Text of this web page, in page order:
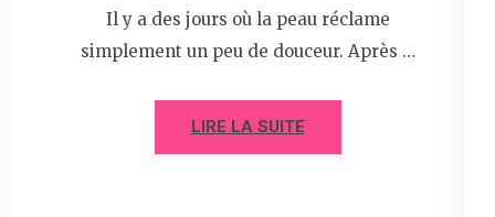
Il y a des jours où la peau réclame
simplement un peu de douceur. Après …
LIRE LA SUITE